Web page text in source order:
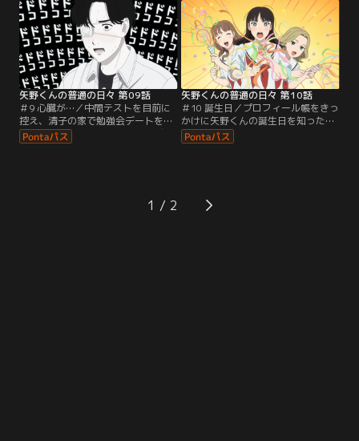
てなに？なぜ自分は矢野くんと付き
合いたのか？自問自答する清子が出
した答えは…。
う。そして全校応援の日。複雑な気
持ちで応援している清子の前で、羽
柴は、宣言通りホームランを打つの
だった。試合後、泉の提案で「羽柴
お疲れ様＆祝ホームラン会」をやる
ことに。行き先は夏祭り。
矢野くんの普通の日々 第09話
＃9 心臓が…／中間テストを目前に
控え、清子の家で勉強会デートをす
ることになる清子と矢野くん。デー
トに向けて、メイと泉と一緒にメイ
た。それぞれの準備が整って、つい
にドキドキのおうちデートの日を迎
矢野くんの普通の日々 第10話
＃10 誕生日／プロフィール帳をきっ
かけに矢野くんの誕生日を知った清
子たちは、お祝いを計画する。誕生
日当日の朝、みんなからの思いがけ
たちは、今日という日を矢野くんに
とって一生忘れられない最高のバー
1